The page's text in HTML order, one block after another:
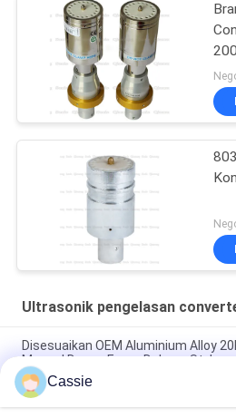
Ultrasonik pengelasan
Disesuaikan OEM Aluminium Alloy
Massal Depan Emas Dukane Style
Konverter Pengelasan Ultrasonik
Titanium
Cassie